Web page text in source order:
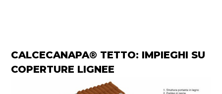
CALCECANAPA® TETTO: IMPIEGHI SU
COPERTURE LIGNEE